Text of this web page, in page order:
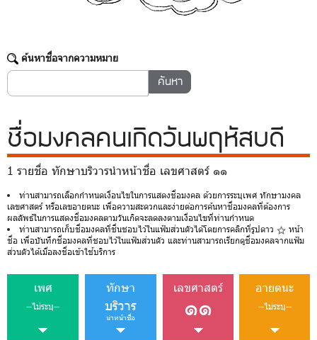
ค้นหาชื่อจากความหมาย
ชื่อมงคลคนเกิดวันพฤหัสบดี
1 รายชื่อ ทักษาบริวารนำหน้าชื่อ เลขศาสตร์ ๑๑
ท่านสามารถเลือกกำหนดเงื่อนไขในการแสดงชื่อมงคล ด้วยการระบุเพศ ทักษามงคล
เลขศาสตร์ หรือเลขอายตนะ เพื่อความสะดวกและง่ายต่อการค้นหาชื่อมงคลที่ต้องการ
ผลลัพธ์ในการแสดงชื่อมงคลตามวันเกิดจะลดลงตามเงื่อนไขที่ท่านกำหนด
ท่านสามารถเก็บชื่อมงคลที่ชื่นชอบไว้ในแฟ้มส่วนตัวได้โดยการคลิกที่รูปดาว
หน้า
ชื่อ เพื่อบันทึกชื่อมงคลที่ชอบไว้ในแฟ้มส่วนตัว และท่านสามารถเรียกดูชื่อมงคลจากแฟ้ม
ส่วนตัวได้เมื่อลงชื่อเข้าใช้บริการ
เพศ
--ไม่ระบุ--
ทักษา
บริวาร
นำหน้าชื่อ
เลขศาสตร์
๑๑
อายตนะ
--ไม่ระบุ--